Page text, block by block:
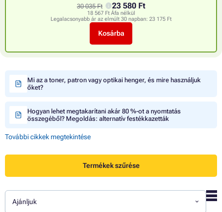
30 035 Ft 23 580 Ft
18 567 Ft Áfa nélkül
Legalacsonyabb ár az elmúlt 30 napban: 23 175 Ft
Kosárba
Mi az a toner, patron vagy optikai henger, és mire használjuk
őket?
Hogyan lehet megtakarítani akár 80 %-ot a nyomtatás
összegéből? Megoldás: alternatív festékkazetták
További cikkek megtekintése
Termékek szűrése
Ajánljuk